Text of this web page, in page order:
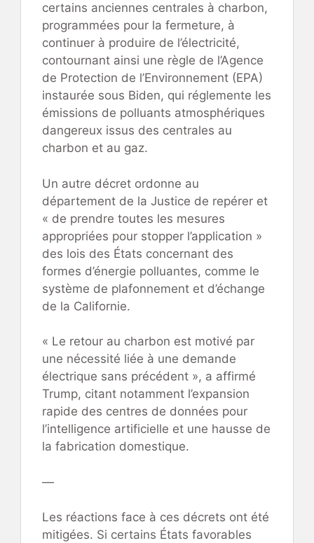
certains anciennes centrales à charbon,
programmées pour la fermeture, à
continuer à produire de l’électricité,
contournant ainsi une règle de l’Agence
de Protection de l’Environnement (EPA)
instaurée sous Biden, qui réglemente les
émissions de polluants atmosphériques
dangereux issus des centrales au
charbon et au gaz.
Un autre décret ordonne au
département de la Justice de repérer et
« de prendre toutes les mesures
appropriées pour stopper l’application »
des lois des États concernant des
formes d’énergie polluantes, comme le
système de plafonnement et d’échange
de la Californie.
« Le retour au charbon est motivé par
une nécessité liée à une demande
électrique sans précédent », a affirmé
Trump, citant notamment l’expansion
rapide des centres de données pour
l’intelligence artificielle et une hausse de
la fabrication domestique.
—
Les réactions face à ces décrets ont été
mitigées. Si certains États favorables